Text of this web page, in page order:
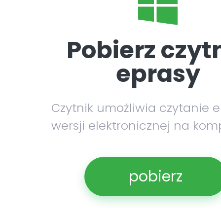
Pobierz
eprasy
Czytnik umożliwia czytanie
wersji elektronicznej na
pobierz